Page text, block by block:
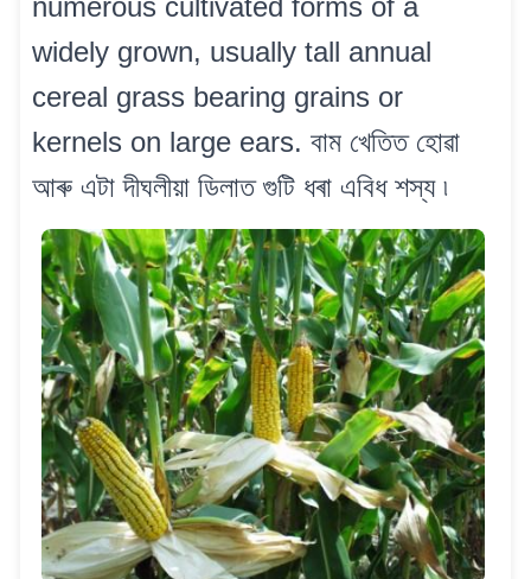
numerous cultivated forms of a
widely grown, usually tall annual
cereal grass bearing grains or
kernels on large ears. বাম খেতিত হোৱা
আৰু এটা দীঘলীয়া ডিলাত গুটি ধৰা এবিধ শস্য ৷